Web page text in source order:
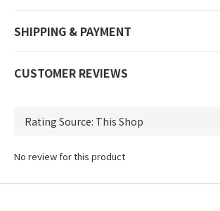
SHIPPING & PAYMENT
CUSTOMER REVIEWS
No review for this product